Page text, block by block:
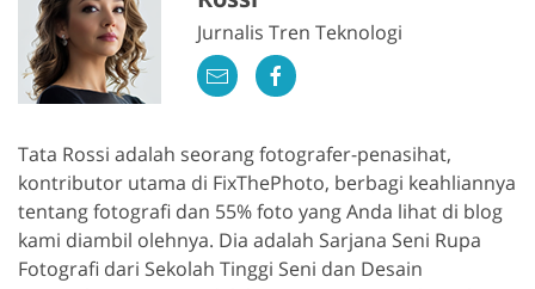
Jurnalis Tren Teknologi
Tata Rossi adalah seorang fotografer-penasihat,
kontributor utama di FixThePhoto, berbagi keahliannya
tentang fotografi dan 55% foto yang Anda lihat di blog
kami diambil olehnya. Dia adalah Sarjana Seni Rupa
Fotografi dari Sekolah Tinggi Seni dan Desain